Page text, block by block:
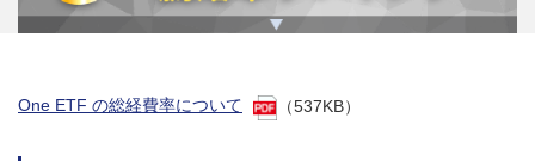
One ETF の総経費率について （537KB）